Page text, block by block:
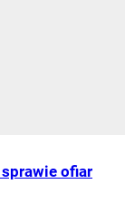
ofiar